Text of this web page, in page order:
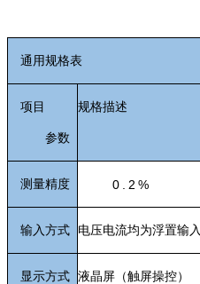
通用规格表
项目
参数
规格描述
测量精度 0.2%
输入方式 电压电流均为浮置输入
显示方式 液晶屏（触屏操控）